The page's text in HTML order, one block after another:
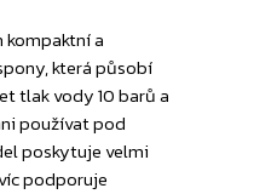
kompaktní a
která působí
tlak vody 10 barů a
používat pod
poskytuje velmi
podporuje